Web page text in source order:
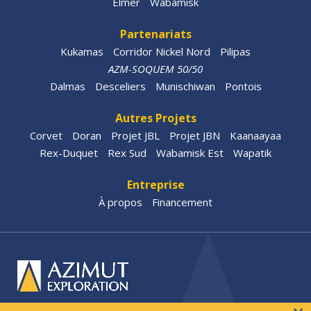
Partenariats
Kukamas Corridor Nickel Nord
Pilipas
AZM-SOQUEM 50/50
Dalmas
Desceliers Munischiwan Pontois
Autres Projets
Corvet Doran Projet JBL Projet JBN
Kaanaayaa
Rex-Duquet
Rex Sud Wabamisk Est Wapatik
Entreprise
À propos Financement